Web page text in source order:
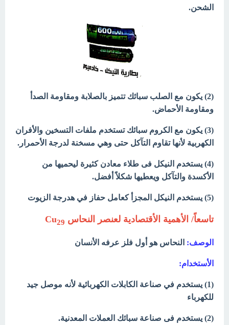
الشحن.
(2) يكون مع الصلب سبائك تتميز بالصلابة ومقاومة الصدأ
ومقاومة الأحماض.
(3) يكون مع الكروم سبائك تستخدم ملفات التسخين والأفران
الكهربية لأنها تقاوم التآكل حتى وهي مسخنة لدرجة الأحمرار.
(4) يستخدم النيكل فى طلاء معادن كثيرة ليحميها من
الأكسدة والتآكل ويعطيها شكلاً أفضل.
(5) يستخدم النيكل المجزأ كعامل حفاز في هدرجة الزيوت
تاسعاً/ الأهمية الأقتصادية لعنصر النحاس Cu 29
الوصف: النحاس هو أول فلز عرفه الأنسان
الأستخدام:
(1) يستخدم في صناعة الكابلات الكهربائية لأنه موصل جيد
للكهرباء
(2) يستخدم فى صناعة سبائك العملات المعدنية.